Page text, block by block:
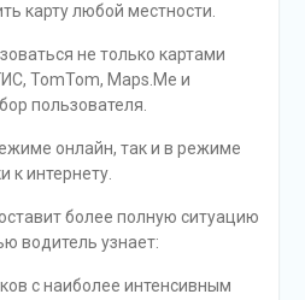
карту любой местности.
не только картами
TomTom, Maps.Me и
пользователя.
онлайн, так и в режиме
к интернету.
более полную ситуацию
водитель узнает:
с наиболее интенсивным